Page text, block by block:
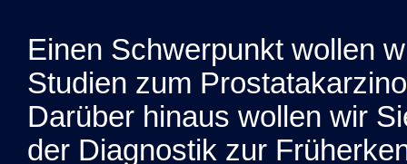
Einen Schwerpunkt wollen
Studien zum
Darüber hinaus wollen wir
der Diagnostik zur